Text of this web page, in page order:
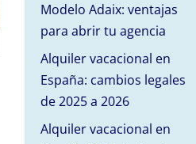
Modelo Adaix: ventajas
para abrir tu agencia
Alquiler vacacional en
España: cambios legales
de 2025 a 2026
Alquiler vacacional en